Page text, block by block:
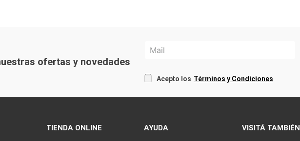
ofertas y novedades
Acepto los Términos y Condiciones
TIENDA ONLINE AYUDA VISITÁ TAMBIÉN